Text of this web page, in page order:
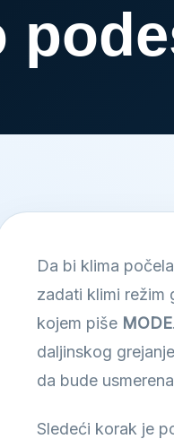
Da bi klima
zadati klimi režim
kojem piše MODE
daljinskog
da bude
Sledeći korak je